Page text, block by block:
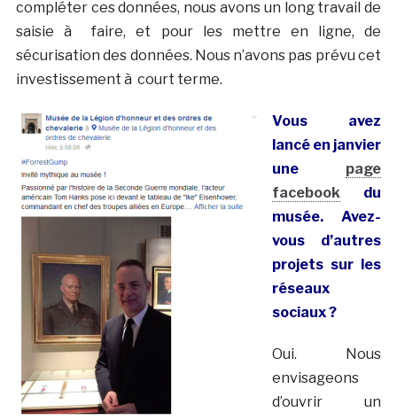
compléter ces données, nous avons un long travail de
saisie à faire, et pour les mettre en ligne, de
sécurisation des données. Nous n’avons pas prévu cet
investissement à court terme.
Vous avez
lancé en janvier
une page
facebookdu
musée. Avez-
vous d’autres
projets sur les
réseaux
sociaux ?
Oui. Nous
envisageons
d’ouvrir un